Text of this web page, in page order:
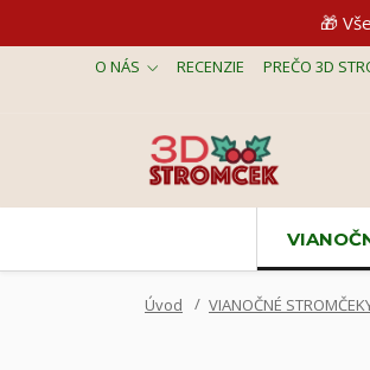
🎁
O NÁS RECENZIE PREČO 3D
Úvod VIANOČNÉ